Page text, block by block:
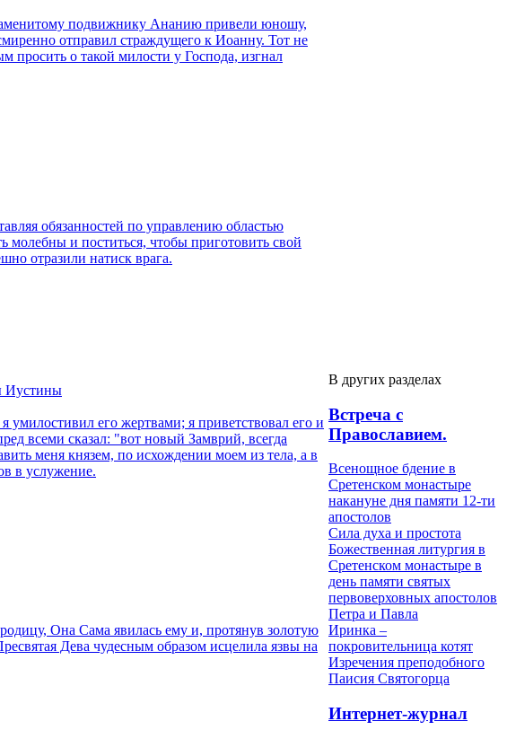
подвижнику Ананию привели юношу,
отправил страждущего к Иоанну. Тот не
просить о такой милости у Господа, изгнал
обязанностей по управлению областью
молебны и поститься, чтобы приготовить свой
отразили натиск врага.
Иустины
его жертвами; я приветствовал его и
всеми сказал: "вот новый Замврий, всегда
меня князем, по исхождении моем из тела, а в
в услужение.
Она Сама явилась ему и, протянув золотую
Дева чудесным образом исцелила язвы на
В других разделах
Встреча с
Православием.
Всенощное бдение в
Сретенском монастыре
накануне дня памяти 12-ти
апостолов
Сила духа и простота
Божественная литургия в
Сретенском монастыре в
день памяти святых
первоверховных апостолов
Петра и Павла
Иринка –
покровительница котят
Изречения преподобного
Паисия Святогорца
Интернет-журнал